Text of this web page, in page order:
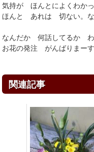
気持が ほんとによくわか
ほんと あれは 切ない。な
なんだか 何話してるか
お花の発注 がんばりまー
関連記事